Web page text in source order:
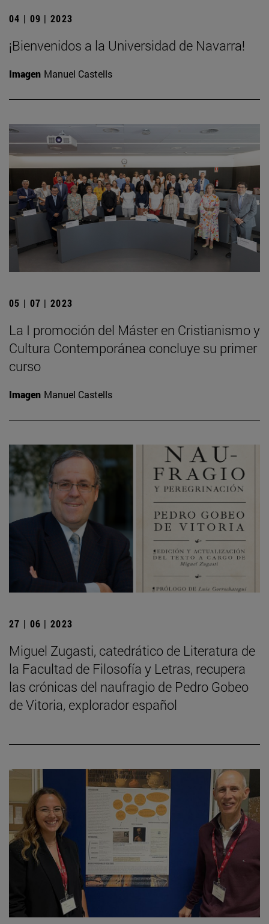
04 | 09 | 2023
¡Bienvenidos a la Universidad de Navarra!
Imagen Manuel Castells
05 | 07 | 2023
La I promoción del Máster en Cristianismo y
Cultura Contemporánea concluye su primer
curso
Imagen Manuel Castells
27 | 06 | 2023
Miguel Zugasti, catedrático de Literatura de
la Facultad de Filosofía y Letras, recupera
las crónicas del naufragio de Pedro Gobeo
de Vitoria, explorador español